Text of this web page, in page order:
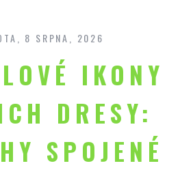
content
8 SRPNA, 2026
IKONY
DRESY:
SPOJENÉ